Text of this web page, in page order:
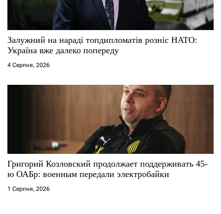
Залужний на нараді топдипломатів розніс НАТО:
Україна вже далеко попереду
4 Серпня, 2026
Григорий Козловский продолжает поддерживать 45-
ю ОАБр: военным передали электробайки
1 Серпня, 2026